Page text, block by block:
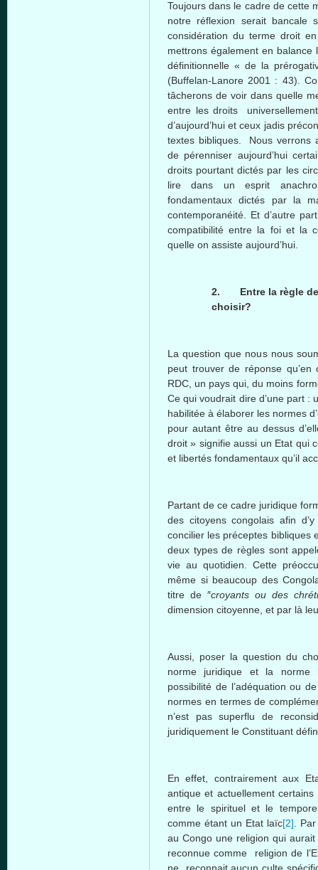
Toujours dans le cadre de cette
notre réflexion serait bancale
considération du terme droit
mettrons également en
définitionnelle « de la
(Buffelan-Lanore 2001 : 43).
tâcherons de voir dans quelle
entre les droits
d’aujourd’hui et ceux jadis
textes bibliques. Nous verrons
de pérenniser aujourd’hui
droits pourtant dictés par les
lire dans un esprit
fondamentaux dictés par la
contemporanéité. Et d’autre
compatibilité entre la foi et la
quelle on assiste aujourd’hui.
2. Entre la règle
choisir?
La question que nous nous
peut trouver de réponse
RDC, un pays qui, du moins
Ce qui voudrait dire d’une part :
habilitée à élaborer les normes
pour autant être au dessus
droit » signifie aussi un Etat qui
et libertés fondamentaux qu’il
Partant de ce cadre juridique
des citoyens congolais afin
concilier les préceptes bibliques
deux types de règles sont
vie au quotidien. Cette
même si beaucoup des
titre de ″croyants ou des
dimension citoyenne, et par là
Aussi, poser la question du
norme juridique et la norme
possibilité de l’adéquation ou
normes en termes de
n’est pas superflu de
juridiquement le Constituant
En effet, contrairement aux
antique et actuellement
entre le spirituel et le
comme étant un Etat laïc[2] .
au Congo une religion qui
reconnue comme religion de